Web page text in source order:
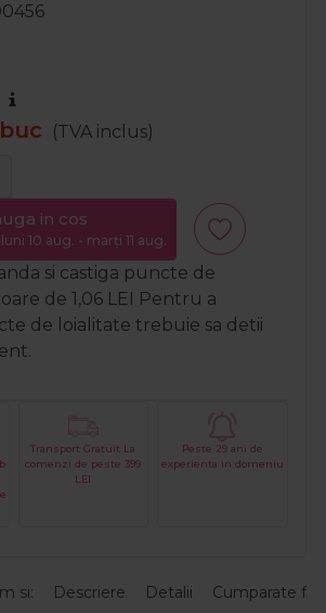
(TVA inclus)
in cos
10 aug. - marți 11 aug.
si castiga puncte de
de 1,06 LEI Pentru a
de loialitate trebuie sa detii
Transport Gratuit La
comenzi de peste 399
LEI
Peste 29 ani de
experienta in domeniu
si: Descriere Detalii Cumparate